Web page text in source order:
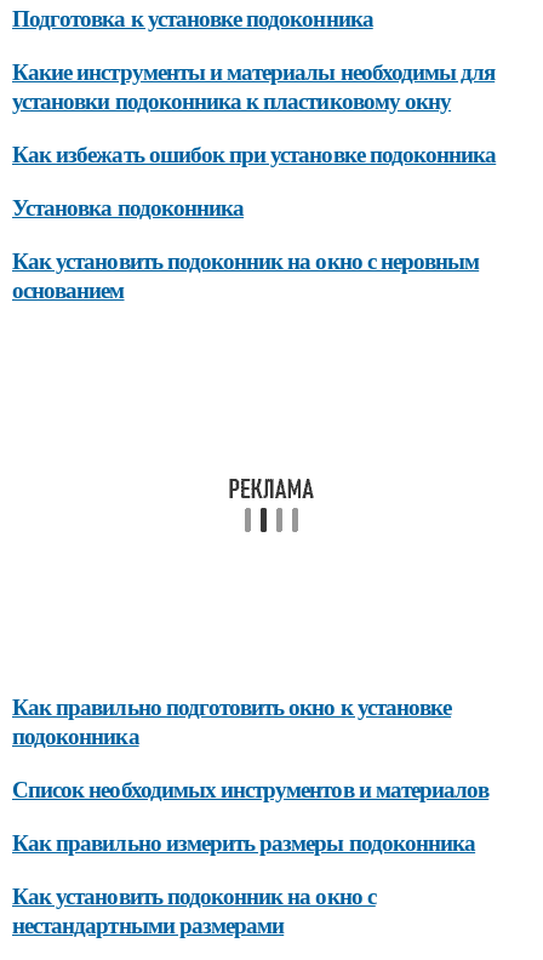
Подготовка к установке подоконника
Какие инструменты и материалы необходимы для
установки подоконника к пластиковому окну
Как избежать ошибок при установке подоконника
Установка подоконника
Как установить подоконник на окно с неровным
основанием
Как правильно подготовить окно к установке
подоконника
Список необходимых инструментов и материалов
Как правильно измерить размеры подоконника
Как установить подоконник на окно с
нестандартными размерами